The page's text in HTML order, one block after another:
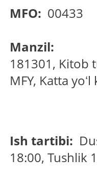
MFO: 00433
Manzil:
181301, Kitob
MFY, Katta
Ish tartibi:
18:00, Tushlik